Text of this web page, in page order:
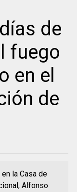
de
fuego
en el
de
la Casa de
Alfonso